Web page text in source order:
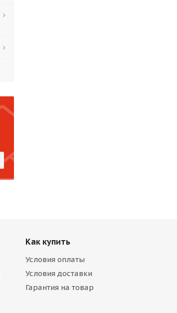
Как купить
Условия оплаты
Условия доставки
Гарантия на товар